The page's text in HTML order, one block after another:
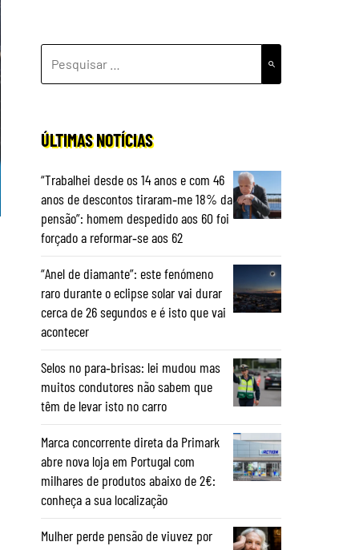
POR:
ÚLTIMAS NOTÍCIAS
“Trabalhei desde os 14 anos e com 46
anos de descontos tiraram‑me 18% da
pensão”: homem despedido aos 60 foi
forçado a reformar‑se aos 62
“Anel de diamante”: este fenómeno
raro durante o eclipse solar vai durar
cerca de 26 segundos e é isto que vai
acontecer
Selos no para‑brisas: lei mudou mas
muitos condutores não sabem que
têm de levar isto no carro
Marca concorrente direta da Primark
abre nova loja em Portugal com
milhares de produtos abaixo de 2€:
conheça a sua localização
Mulher perde pensão de viuvez por